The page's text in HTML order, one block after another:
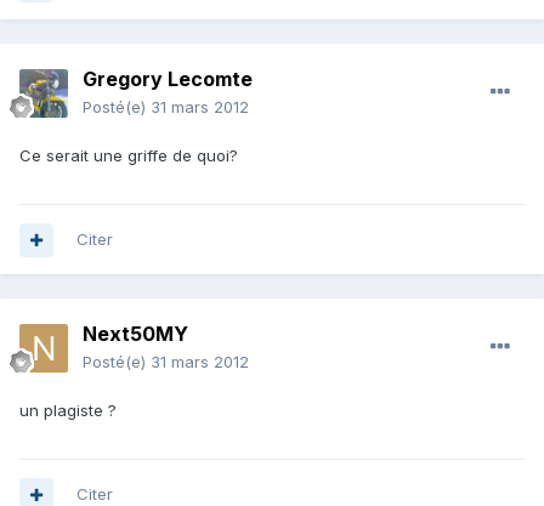
Gregory Lecomte
Posté(e) 31 mars 2012
Ce serait une griffe de quoi?
Citer
Next50MY
Posté(e) 31 mars 2012
un plagiste ?
Citer